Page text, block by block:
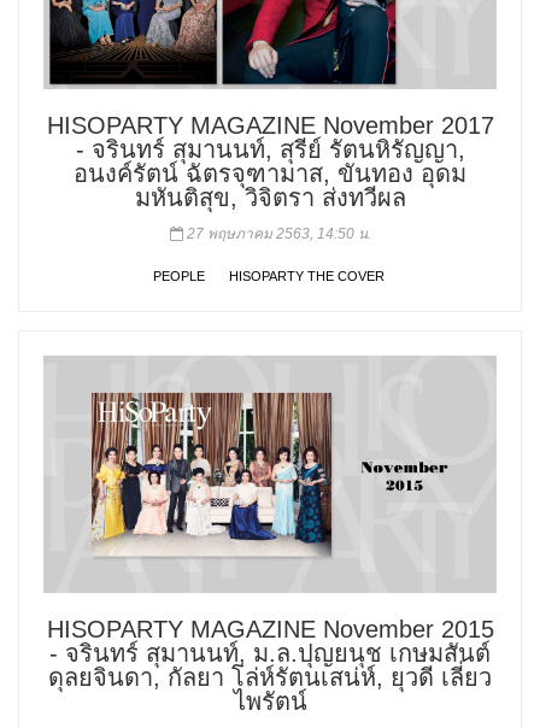
HISOPARTY MAGAZINE November 2017
- จรินทร์ สุมานนท์, สุรีย์ รัตนหิรัญญา,
อนงค์รัตน์ ฉัตรจุฑามาส, ขันทอง อุดม
มหันติสุข, วิจิตรา ส่งทวีผล
27 พฤษภาคม 2563, 14:50 น.
PEOPLE HISOPARTY THE COVER
HISOPARTY MAGAZINE November 2015
- จรินทร์ สุมานนท์, ม.ล.ปุญยนุช เกษมสันต์
ดุลยจินดา, กัลยา โล่ห์รัตนเสน่ห์, ยุวดี เลี่ยว
ไพรัตน์